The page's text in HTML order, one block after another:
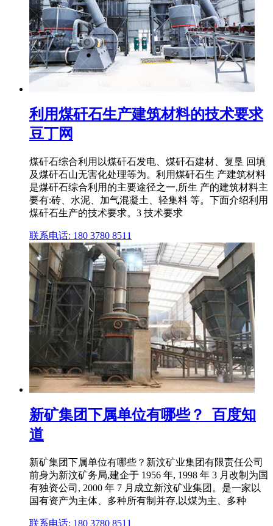
利用煤矸石生产建筑材料的技术要求
豆丁网
煤矸石综合利用以煤矸石发电、煤矸石建材、复垦 回填
及煤矸石山无害化处理等为。利用煤矸石生 产建筑材料
是煤矸石综合利用的主要途径之一,所生 产的建筑材料主
要有:砖、水泥、加气混凝土、轻集料 等。下面介绍利用
煤矸石生产的技术要求。3 技术要求
联系电话: 180 3780 8511
新矿集团下属单位有哪些？_百度知
道
新矿集团下属单位有哪些？新汶矿业集团有限责任公司
前身为新汶矿务局,建企于 1956 年, 1998 年 3 月改制为国
有独资公司, 2000 年 7 月成立新汶矿业集团。是一家以
国有资产为主体、多种所有制并存,以煤为主、多种
联系电话: 180 3780 8511